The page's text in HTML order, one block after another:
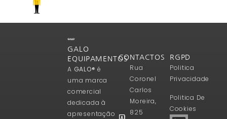
GALO
EQUIPAMENTOS
A GALO® é
uma marca
comercial
dedicada à
apresentação
CONTACTOS
Rua
Coronel
Carlos
Moreira,
825
RGPD
Politica
Privacidade
Politica De
Cookies